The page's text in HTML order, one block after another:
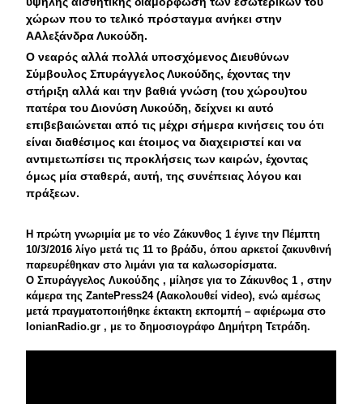
χώρων που το τελικό πρόσταγμα ανήκει στην
AΑλεξάνδρα Λυκούδη.
Ο νεαρός αλλά πολλά υποσχόμενος Διευθύνων
Σύμβουλος Σπυράγγελος Λυκούδης, έχοντας την
στήριξη αλλά και την βαθιά γνώση (του χώρου)του
πατέρα του Διονύση Λυκούδη, δείχνει κι αυτό
επιβεβαιώνεται από τις μέχρι σήμερα κινήσεις του ότι
είναι διαθέσιμος και έτοιμος να διαχειριστεί και να
αντιμετωπίσει τις προκλήσεις των καιρών, έχοντας
όμως μία σταθερά, αυτή, της συνέπειας λόγου και
πράξεων.
Η πρώτη γνωριμία με το νέο Ζάκυνθος 1 έγινε την Πέμπτη
10/3/2016 λίγο μετά τις 11 το βράδυ, όπου αρκετοί ζακυνθινή
παρευρέθηκαν στο λιμάνι για τα καλωσορίσματα.
Ο Σπυράγγελος Λυκούδης , μίλησε για το Ζάκυνθος 1 , στην
κάμερα της ZantePress24 (Aακολουθεί video), ενώ αμέσως
μετά πραγματοποιήθηκε έκτακτη εκπομπή – αφιέρωμα στο
ΙοnianRadio.gr , με το δημοσιογράφο Δημήτρη Τετράδη.